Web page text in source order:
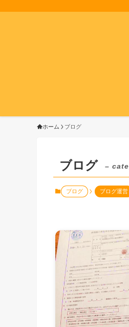
ホーム ブログ
ブログ –
ブログ ブログ運営